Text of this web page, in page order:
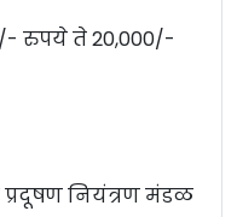
रुपये ते 20,000/-
प्रदूषण नियंत्रण मंडळ